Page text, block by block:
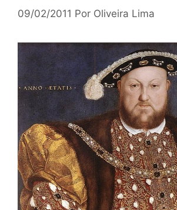
09/02/2011 Por Oliveira Lima